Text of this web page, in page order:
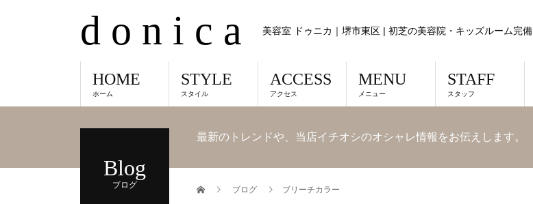
d o n i c a 美容室 ドゥニカ｜堺市東区 | 初芝の美容院・キッズルーム完備
HOME
ホーム
STYLE
スタイル
ACCESS
アクセス
MENU
メニュー
STAFF
スタッフ
Blog
ブログ
最新のトレンドや、当店イチオシのオシャレ情報をお伝えします。
ブログ ブリーチカラー